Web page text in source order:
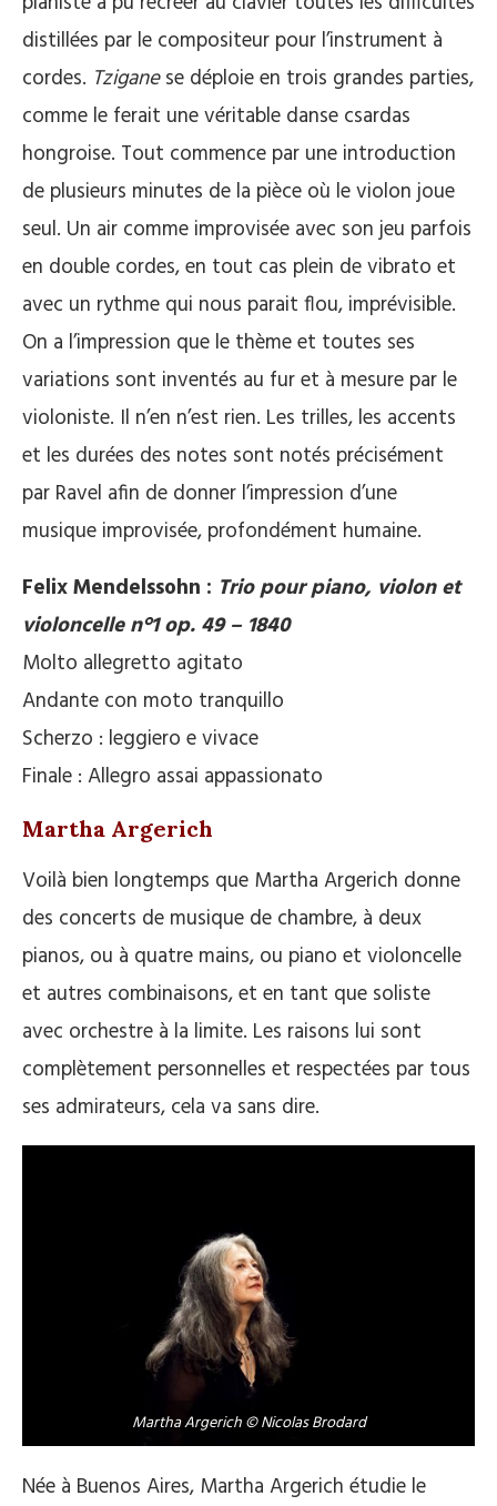
distillées par le compositeur pour l’instrument à
cordes. Tziganese déploie en trois grandes parties,
comme le ferait une véritable danse csardas
hongroise. Tout commence par une introduction
de plusieurs minutes de la pièce où le violon joue
seul. Un air comme improvisée avec son jeu parfois
en double cordes, en tout cas plein de vibrato et
avec un rythme qui nous parait flou, imprévisible.
On a l’impression que le thème et toutes ses
variations sont inventés au fur et à mesure par le
violoniste. Il n’en n’est rien. Les trilles, les accents
et les durées des notes sont notés précisément
par Ravel afin de donner l’impression d’une
musique improvisée, profondément humaine.
Felix Mendelssohn : Trio pour piano, violon et
violoncelle n°1 op. 49 – 1840
Molto allegretto agitato
Andante con moto tranquillo
Scherzo : leggiero e vivace
Finale : Allegro assai appassionato
Martha Argerich
Voilà bien longtemps que Martha Argerich donne
des concerts de musique de chambre, à deux
pianos, ou à quatre mains, ou piano et violoncelle
et autres combinaisons, et en tant que soliste
avec orchestre à la limite. Les raisons lui sont
complètement personnelles et respectées par tous
ses admirateurs, cela va sans dire.
Martha Argerich © Nicolas Brodard
Née à Buenos Aires, Martha Argerich étudie le